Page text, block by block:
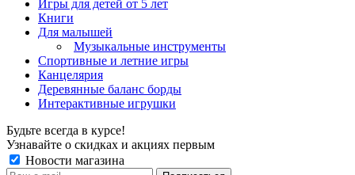
Игры для детей от 5 лет
Книги
Для малышей
Музыкальные инструменты
Спортивные и летние игры
Канцелярия
Деревянные баланс борды
Интерактивные игрушки
Будьте всегда в курсе!
Узнавайте о скидках и акциях первым
Новости магазина